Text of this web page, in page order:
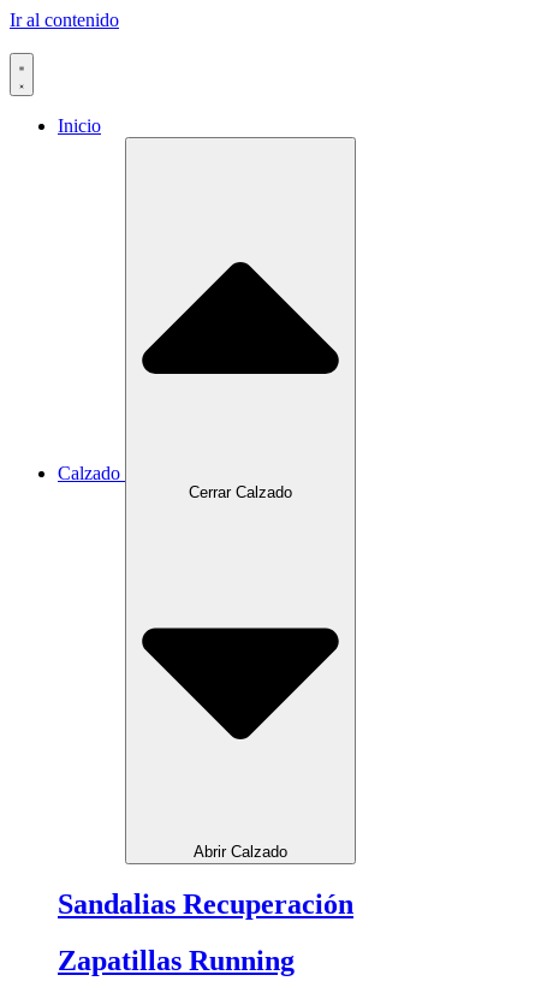
Ir al contenido
Inicio
Calzado
Cerrar Calzado
Abrir Calzado
Sandalias Recuperación
Zapatillas Running